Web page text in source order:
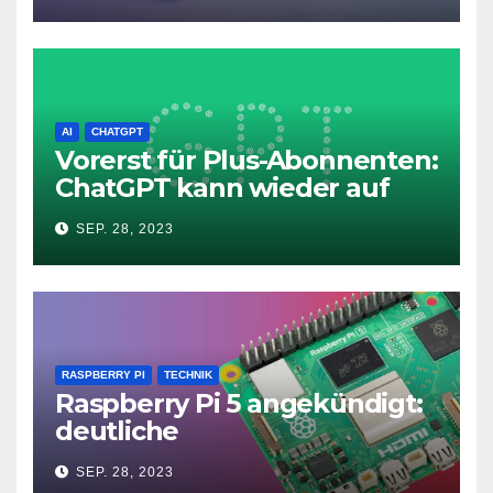
AI CHATGPT
Vorerst für Plus-Abonnenten:
ChatGPT kann wieder auf
das Internet zugreifen
SEP. 28, 2023
RASPBERRY PI TECHNIK
Raspberry Pi 5 angekündigt:
deutliche
Leistungssteigerung und bis
zu 2x 4K60
SEP. 28, 2023